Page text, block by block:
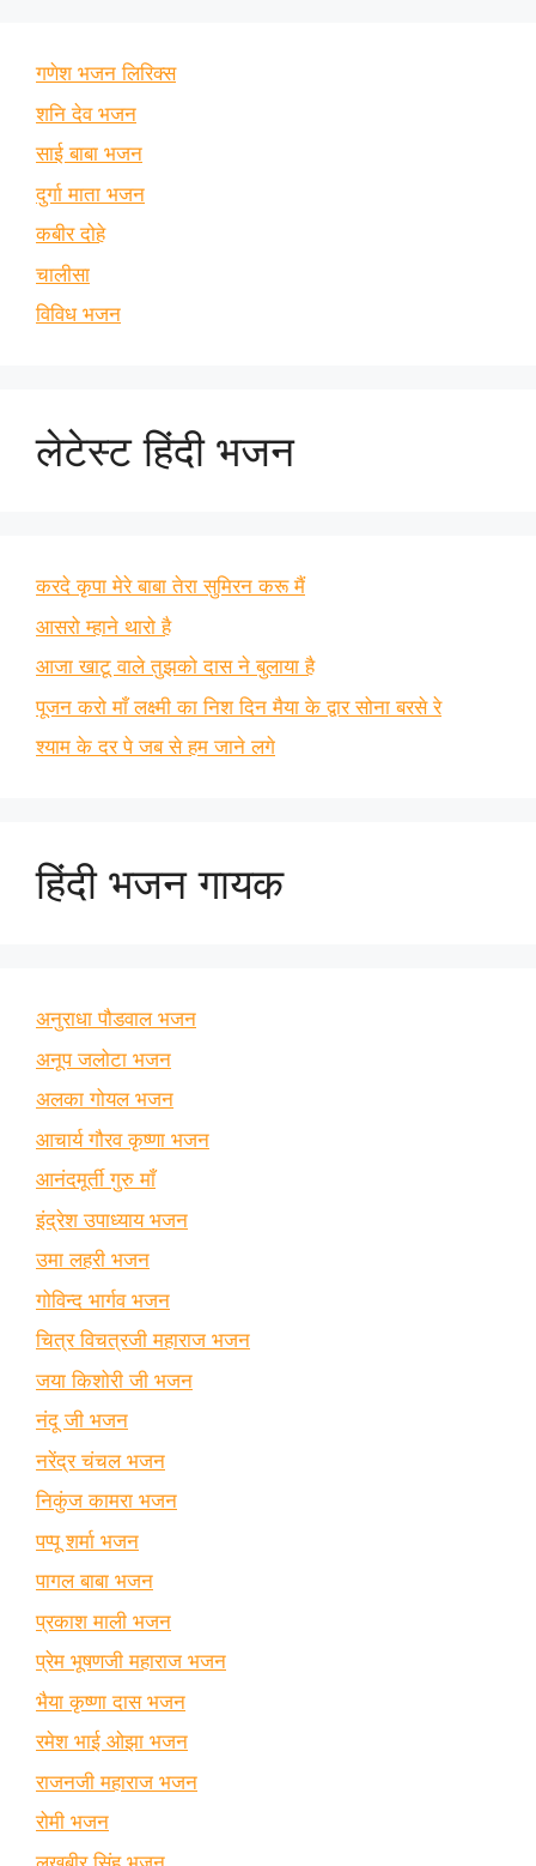
गणेश भजन लिरिक्स
शनि देव भजन
साई बाबा भजन
दुर्गा माता भजन
कबीर दोहे
चालीसा
विविध भजन
लेटेस्ट हिंदी भजन
करदे कृपा मेरे बाबा तेरा सुमिरन करू मैं
आसरो म्हाने थारो है
आजा खाटू वाले तुझको दास ने बुलाया है
पूजन करो माँ लक्ष्मी का निश दिन मैया के द्वार सोना बरसे रे
श्याम के दर पे जब से हम जाने लगे
हिंदी भजन गायक
अनुराधा पौडवाल भजन
अनूप जलोटा भजन
अलका गोयल भजन
आचार्य गौरव कृष्णा भजन
आनंदमूर्ती गुरु माँ
इंद्रेश उपाध्याय भजन
उमा लहरी भजन
गोविन्द भार्गव भजन
चित्र विचत्रजी महाराज भजन
जया किशोरी जी भजन
नंदू जी भजन
नरेंद्र चंचल भजन
निकुंज कामरा भजन
पप्पू शर्मा भजन
पागल बाबा भजन
प्रकाश माली भजन
प्रेम भूषणजी महाराज भजन
भैया कृष्णा दास भजन
रमेश भाई ओझा भजन
राजनजी महाराज भजन
रोमी भजन